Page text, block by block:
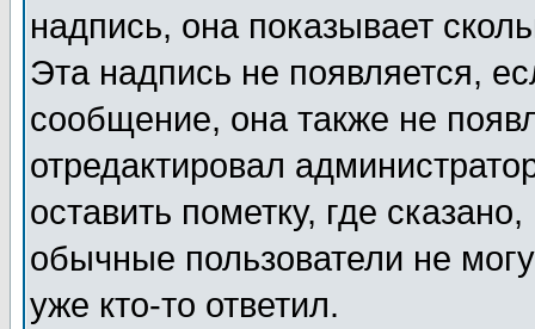
надпись, она показывает
Эта надпись не появляется,
сообщение, она также не
отредактировал
оставить пометку, где
обычные пользователи не
уже кто-то ответил.